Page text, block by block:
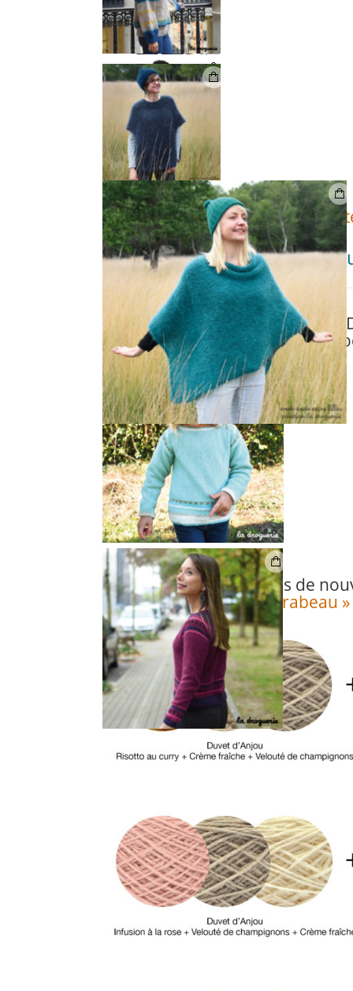
Et vous, quel modèle vous
DÉC On s’amuse avec les
Mirabeau » !
Duvet d'Anjou,Modèles tricot
Ce qui est chouette à La
c’est qu’on peut s’amuser à
On a imaginé pour vous de
pourle pull « Pont Mirabeau »